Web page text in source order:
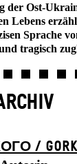
der Ost-
Lebens
Sprache
tragisch
/